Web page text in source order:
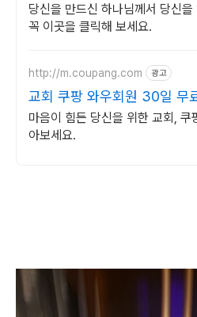
당신을 만드신 하나님께서 당신
꼭 이곳을 클릭해 보세요.
http://m.coupang.com 광고
교회 쿠팡 와우회원 30일 무
마음이 힘든 당신을 위한 교회, 쿠
아보세요.